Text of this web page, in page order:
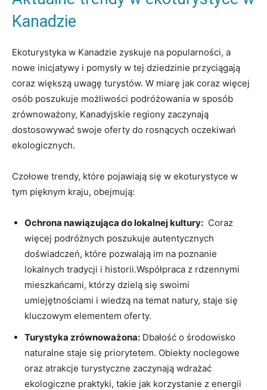
Kanadzie
Ekoturystyka w Kanadzie‍ zyskuje na⁤ popularności, a
nowe inicjatywy i‌ pomysły w tej dziedzinie przyciągają
coraz większą⁢ uwagę turystów. W miarę jak⁢ coraz więcej
osób poszukuje możliwości podróżowania ‌w sposób
zrównoważony, ⁤Kanadyjskie regiony zaczynają
dostosowywać swoje‍ oferty do rosnących oczekiwań⁢
ekologicznych.
Czołowe⁣ trendy,⁣ które pojawiają się w ekoturystyce‍ w
tym pięknym kraju, obejmują:
Ochrona⁢ nawiązująca do lokalnej kultury: ⁢ Coraz
więcej ⁤podróżnych poszukuje autentycznych
doświadczeń, ⁣które‍ pozwalają im na poznanie
lokalnych tradycji i ‍historii.Współpraca‍ z rdzennymi
mieszkańcami, ⁣którzy dzielą się swoimi
umiejętnościami⁤ i wiedzą‍ na temat natury,⁢ staje się
kluczowym elementem oferty.
Turystyka zrównoważona: ‌Dbałość o‌ środowisko
naturalne staje się priorytetem. Obiekty noclegowe​
oraz atrakcje turystyczne ‍zaczynają ⁢wdrażać⁤
ekologiczne praktyki, takie​ jak korzystanie z​ energii